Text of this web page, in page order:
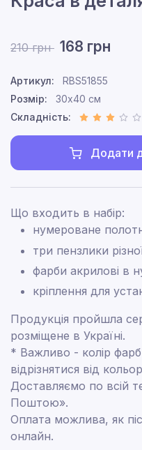
210 грн 168 грн
Артикул:
RBS51855
Розмір:
30x40 см
Складність:
Додати
Що входить в набір:
нумероване
три пензлики
фарби акрилові в
кріплення для
Продукція пройшла
розміщене в Україні.
* Важливо - колір
відрізнятися від
Доставляємо по всій
Поштою».
Оплата можлива, як
онлайн.